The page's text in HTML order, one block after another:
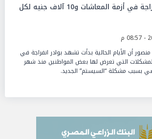
نيفين منصور: انفراجة في أزمة المعاشات و10 آلاف جنيه لكل
أن الأيام الحالية بدأت تشهد بوادر انفراجة في
التي تعرض لها بعض المواطنين منذ شهر
بسبب مشكلة “السيستم” الجديد.